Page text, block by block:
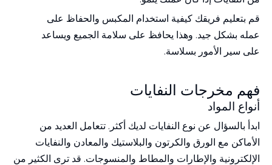
قم بتعليم فريقك كيفية استخدام المكبس والحفاظ على
عمله بشكل جيد. وهذا يحافظ على سلامة الجميع ويساعد
على سير الأمور بسلاسة.
فهم مخرجات النفايات
أنواع المواد
ابدأ بالسؤال عن نوع النفايات لديك أكثر. تتعامل العديد من
الأماكن مع الورق والكرتون والبلاستيك والمعادن والنفايات
الإلكترونية والإطارات والمطاط والمنسوجات. قد ترى الكثير من